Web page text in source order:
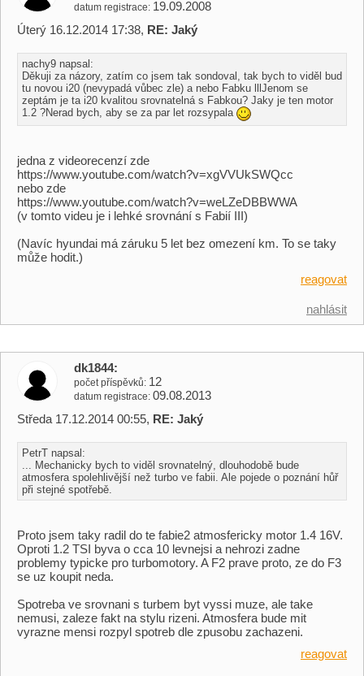
datum registrace 19.09.2008
Úterý 16.12.2014 17:38, RE: Jaký
nachy9 napsal:
Děkuji za názory, zatím co jsem tak sondoval, tak bych to viděl bud
tu novou i20 (nevypadá vůbec zle) a nebo Fabku lllJenom se
zeptám je ta i20 kvalitou srovnatelná s Fabkou? Jaky je ten motor
1.2 ?Nerad bych, aby se za par let rozsypala
jedna z videorecenzí zde
https://www.youtube.com/watch?v=xgVVUkSWQcc
nebo zde
https://www.youtube.com/watch?v=weLZeDBBWWA
(v tomto videu je i lehké srovnání s Fabií III)
(Navíc hyundai má záruku 5 let bez omezení km. To se taky
může hodit.)
reagovat
nahlásit
dk1844
počet příspěvků 12
datum registrace 09.08.2013
Středa 17.12.2014 00:55, RE: Jaký
PetrT napsal:
... Mechanicky bych to viděl srovnatelný, dlouhodobě bude
atmosfera spolehlivější než turbo ve fabii. Ale pojede o poznání hůř
při stejné spotřebě.
Proto jsem taky radil do te fabie2 atmosfericky motor 1.4 16V.
Oproti 1.2 TSI byva o cca 10 levnejsi a nehrozi zadne
problemy typicke pro turbomotory. A F2 prave proto, ze do F3
se uz koupit neda.
Spotreba ve srovnani s turbem byt vyssi muze, ale take
nemusi, zaleze fakt na stylu rizeni. Atmosfera bude mit
vyrazne mensi rozpyl spotreb dle zpusobu zachazeni.
reagovat